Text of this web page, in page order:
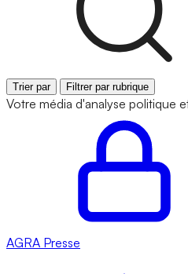
Trier par Filtrer par rubrique
Votre média d'analyse politique
AGRA Presse